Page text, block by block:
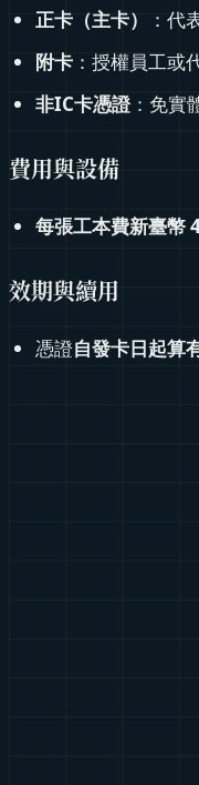
正卡（主卡） ：代
附卡 ：授權員工或
非IC卡憑證：免實
費用與設備
每張工本費新臺幣
效期與續用
憑證自發卡日起算